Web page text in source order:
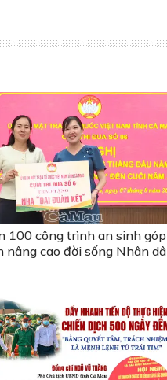
100 công trình an sinh góp
nâng cao đời sống Nhân